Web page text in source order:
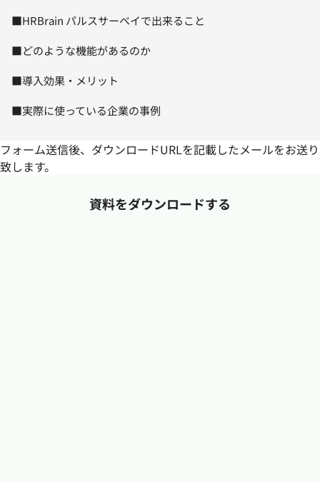
■HRBrain パルスサーベイで出来ること
■どのような機能があるのか
■導入効果・メリット
■実際に使っている企業の事例
フォーム送信後、ダウンロードURLを記載したメールをお送り
致します。
資料をダウンロードする